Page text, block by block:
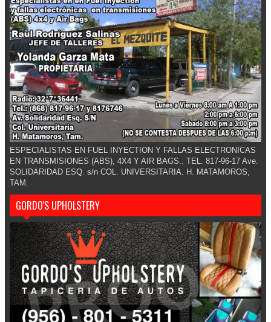
ESPECIALISTAS EN FUEL INYECTION Y FALLAS ELECTRONICAS
EN TRANSMISIONES (ABS), 4X4 Y AIR BAGS.. TEL. 817-96-17 Ave.
SOLIDARIDAD ESQ. s/n COL. UNIVERSITARIA. H. MATAMOROS,
TAM.
GORDO'S UPHOLSTERY